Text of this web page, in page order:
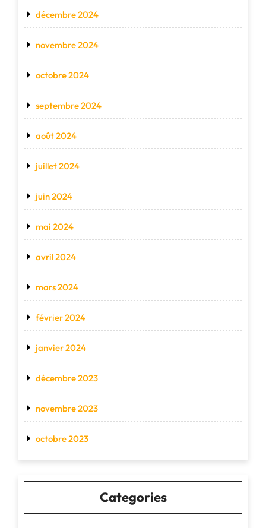
décembre 2024
novembre 2024
octobre 2024
septembre 2024
août 2024
juillet 2024
juin 2024
mai 2024
avril 2024
mars 2024
février 2024
janvier 2024
décembre 2023
novembre 2023
octobre 2023
Categories